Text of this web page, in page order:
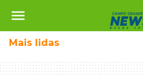
menu
Mais lidas